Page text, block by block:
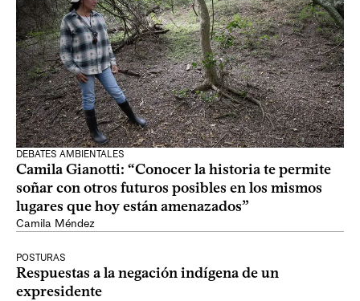
DEBATES AMBIENTALES
Camila Gianotti: “Conocer la historia te permite
soñar con otros futuros posibles en los mismos
lugares que hoy están amenazados”
Camila Méndez
POSTURAS
Respuestas a la negación indígena de un
expresidente